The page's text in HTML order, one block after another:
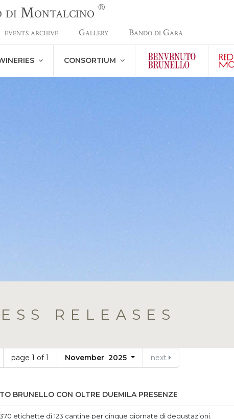
di Montalcino ®
events archive Gallery Bando di Gara
CONSORTIUM
RELEASES
page 1 of 1 November 2025 next
BRUNELLO CON OLTRE DUEMILA PRESENZE
etichette di 123 cantine per cinque giornate di degustazioni.